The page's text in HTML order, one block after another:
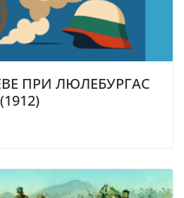
ПРИ ЛЮЛЕБУРГАС